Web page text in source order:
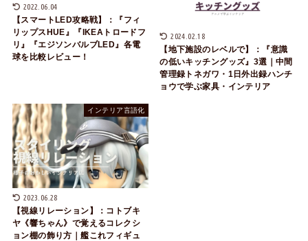
2022.06.04
【スマートLED攻略戦】：『フィ
リップスHUE』『IKEAトロードフ
リ』『エジソンバルブLED』各電
球を比較レビュー！
2024.02.18
【地下施設のレベルで】：『意識
の低いキッチングッズ』3選｜中間
管理録トネガワ・1日外出録ハンチ
ョウで学ぶ家具・インテリア
インテリア言語化
2023.06.28
【視線リレーション】：コトブキ
ヤ《響ちゃん》で覚えるコレクシ
ョン棚の飾り方｜艦これフィギュ